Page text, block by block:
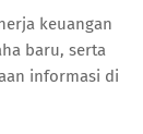
keuangan
baru, serta
informasi di